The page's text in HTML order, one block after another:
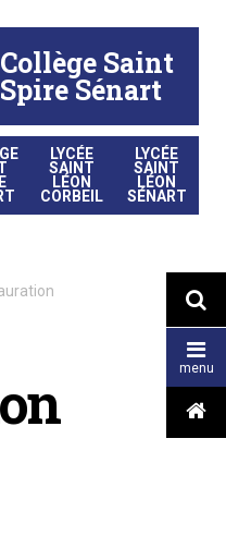
Collège Saint
Spire Sénart
LYCÉE
SAINT
LÉON
CORBEIL
LYCÉE
SAINT
LÉON
SÉNART


menu
